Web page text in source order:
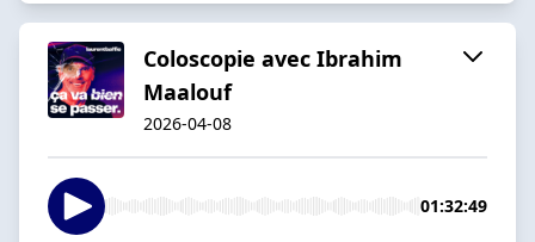
Coloscopie avec Ibrahim
Maalouf
2026-04-08
01:32:49